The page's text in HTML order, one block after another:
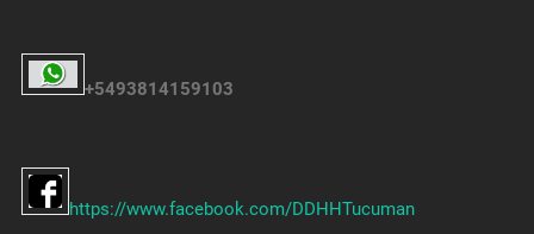
+5493814159103
https://www.facebook.com/DDHHTucuman